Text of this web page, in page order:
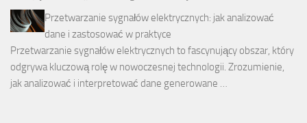
Przetwarzanie sygnałów elektrycznych: jak analizować
dane i zastosować w praktyce
Przetwarzanie sygnałów elektrycznych to fascynujący obszar, który
odgrywa kluczową rolę w nowoczesnej technologii. Zrozumienie,
jak analizować i interpretować dane generowane …